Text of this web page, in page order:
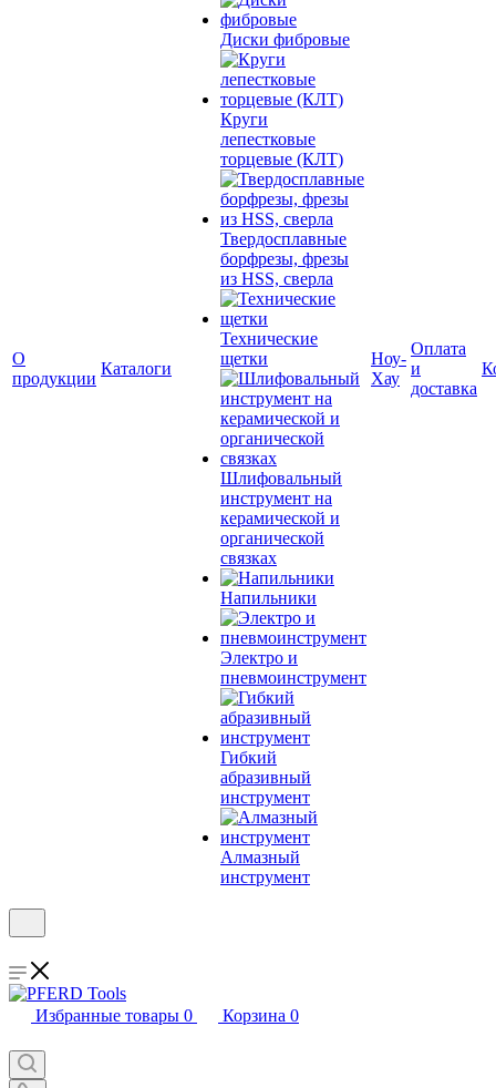
О
продукции
Каталоги
Диски фибровые
Круги
лепестковые
торцевые (КЛТ)
Твердосплавные
борфрезы, фрезы
из HSS, сверла
Технические
щетки
Шлифовальный
инструмент на
керамической и
органической
связках
Напильники
Электро и
пневмоинструмент
Гибкий
абразивный
инструмент
Алмазный
инструмент
Ноу-
Хау
Оплата
и
доставка
Избранные товары 0 Корзина 0